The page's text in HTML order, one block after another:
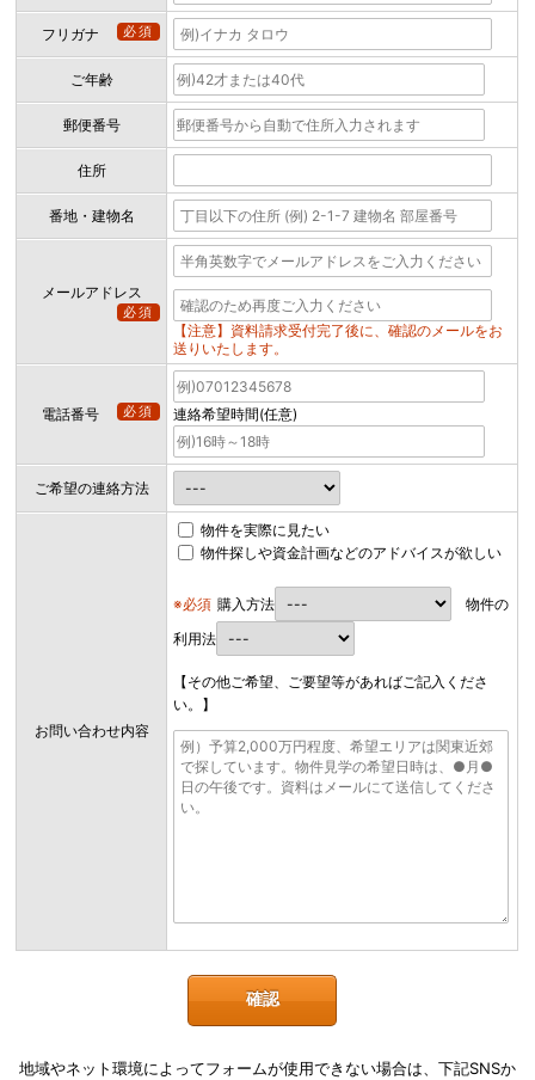
フリガナ 必須
ご年齢
郵便番号
住所
番地・建物名
メールアドレス
必須
【注意】資料請求受付完了後に、確認のメールをお
送りいたします。
電話番号 必須 連絡希望時間(任意)
ご希望の連絡方法
お問い合わせ内容
物件を実際に見たい
物件探しや資金計画などのアドバイスが欲しい
※必須 購入方法
物件の
利用法
【その他ご希望、ご要望等があればご記入くださ
い。】
地域やネット環境によってフォームが使用できない場合は、下記SNSか